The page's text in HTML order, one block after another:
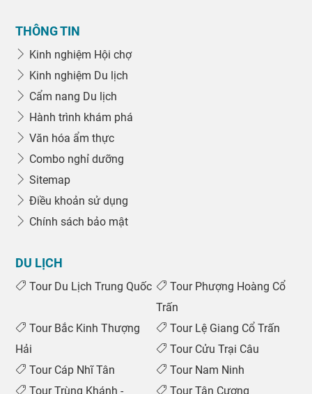
THÔNG TIN
Kinh nghiệm Hội chợ
Kinh nghiệm Du lịch
Cẩm nang Du lịch
Hành trình khám phá
Văn hóa ẩm thực
Combo nghỉ dưỡng
Sitemap
Điều khoản sử dụng
Chính sách bảo mật
DU LỊCH
Tour Du Lịch Trung Quốc
Tour Phượng Hoàng Cổ
Trấn
Tour Bắc Kinh Thượng
Hải
Tour Lệ Giang Cổ Trấn
Tour Cửu Trại Câu
Tour Cáp Nhĩ Tân
Tour Nam Ninh
Tour Trùng Khánh -
Tour Tân Cương